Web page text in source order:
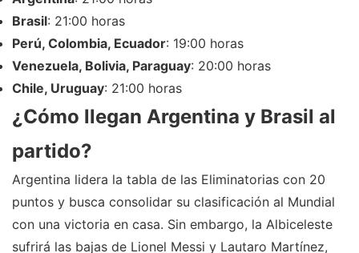
Brasil: 21:00 horas
Perú, Colombia, Ecuador: 19:00 horas
Venezuela, Bolivia, Paraguay: 20:00 horas
Chile, Uruguay: 21:00 horas
¿Cómo llegan Argentina y Brasil al
partido?
Argentina lidera la tabla de las Eliminatorias con 20
puntos y busca consolidar su clasificación al Mundial
con una victoria en casa. Sin embargo, la Albiceleste
sufrirá las bajas de Lionel Messi y Lautaro Martínez,